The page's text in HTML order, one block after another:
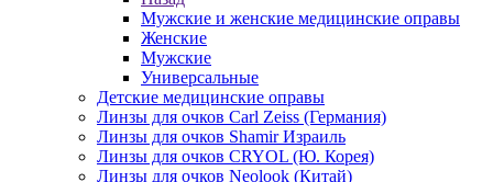
Мужские и женские медицинские оправы
Женские
Мужские
Универсальные
Детские медицинские оправы
Линзы для очков Carl Zeiss (Германия)
Линзы для очков Shamir Израиль
Линзы для очков CRYOL (Ю. Корея)
Линзы для очков Neolook (Китай)